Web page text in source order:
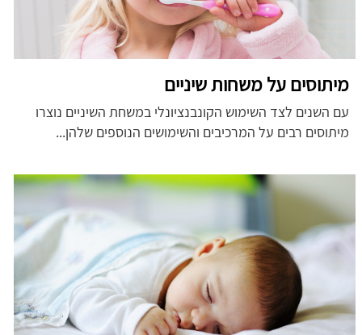
מיתוסים על משחות שיניים
עם השנים לצד השימוש הקונבנציונלי במשחת השיניים נוצרו
מיתוסים רבים על המרכיבים והשימושים הנוספים שלהן...